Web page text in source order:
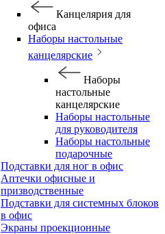
Канцелярия для
офиса
Наборы настольные
канцелярские
Наборы
настольные
канцелярские
Наборы настольные
для руководителя
Наборы настольные
подарочные
Подставки для ног в офис
Аптечки офисные и
призводственные
Подставки для системных блоков
в офис
Экраны проекционные